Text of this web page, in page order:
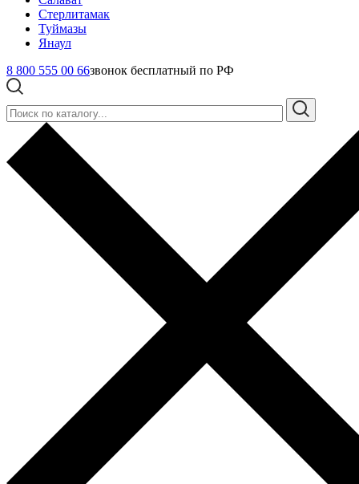
Стерлитамак
Туймазы
Янаул
8 800 555 00 66звонок бесплатный по РФ